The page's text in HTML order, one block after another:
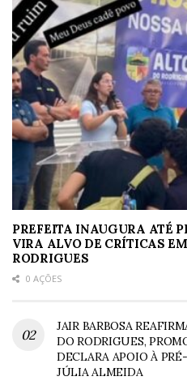
PREFEITA INAUGURA ATÉ
VIRA ALVO DE CRÍTICAS
RODRIGUES
0 AÇÕES
JAIR BARBOSA
DO RODRIGUES,
DECLARA APOIO À
JÚLIA ALMEIDA